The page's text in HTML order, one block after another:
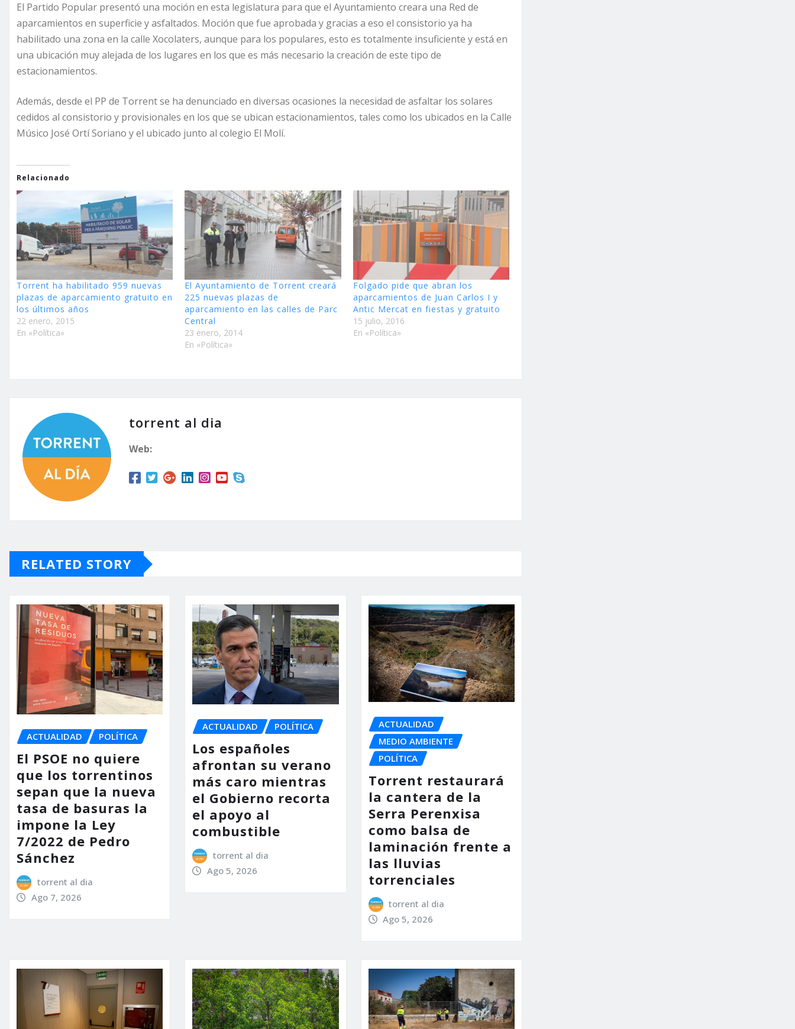
El Partido Popular presentó una moción en esta legislatura para que el Ayuntamiento creara una Red de
aparcamientos en superficie y asfaltados. Moción que fue aprobada y gracias a eso el consistorio ya ha
habilitado una zona en la calle Xocolaters, aunque para los populares, esto es totalmente insuficiente y está en
una ubicación muy alejada de los lugares en los que es más necesario la creación de este tipo de
estacionamientos.
Además, desde el PP de Torrent se ha denunciado en diversas ocasiones la necesidad de asfaltar los solares
cedidos al consistorio y provisionales en los que se ubican estacionamientos, tales como los ubicados en la Calle
Músico José Ortí Soriano y el ubicado junto al colegio El Molí.
Relacionado
Torrent ha habilitado 959 nuevas
plazas de aparcamiento gratuito en
los últimos años
22 enero, 2015
En «Política»
El Ayuntamiento de Torrent creará
225 nuevas plazas de
aparcamiento en las calles de Parc
Central
23 enero, 2014
En «Política»
Folgado pide que abran los
aparcamientos de Juan Carlos I y
Antic Mercat en fiestas y gratuito
15 julio, 2016
En «Política»
torrent al dia
Web:
RELATED STORY
ACTUALIDAD POLÍTICA
El PSOE no quiere
que los torrentinos
sepan que la nueva
tasa de basuras la
impone la Ley
7/2022 de Pedro
Sánchez
torrent al dia
Ago 7, 2026
ACTUALIDAD POLÍTICA
Los españoles
afrontan su verano
más caro mientras
el Gobierno recorta
el apoyo al
combustible
torrent al dia
Ago 5, 2026
ACTUALIDAD
MEDIO AMBIENTE
POLÍTICA
Torrent restaurará
la cantera de la
Serra Perenxisa
como balsa de
laminación frente a
las lluvias
torrenciales
torrent al dia
Ago 5, 2026